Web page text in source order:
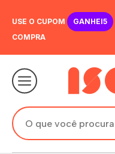
USE O CUPOM GANHEI5
COMPRA